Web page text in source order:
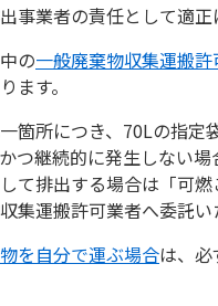
事業者の責任として適
の一般廃棄物収集運搬
ます。
箇所につき、70Lの指
つ継続的に発生しない
して排出する場合は「可
集運搬許可業者へ委託
を自分で運ぶ場合は、必